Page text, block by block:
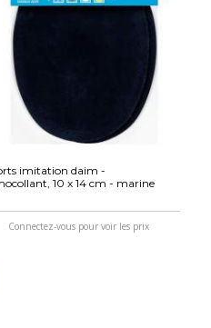
imitation daim -
10 x 14 cm - marine
Connectez-vous pour voir les prix